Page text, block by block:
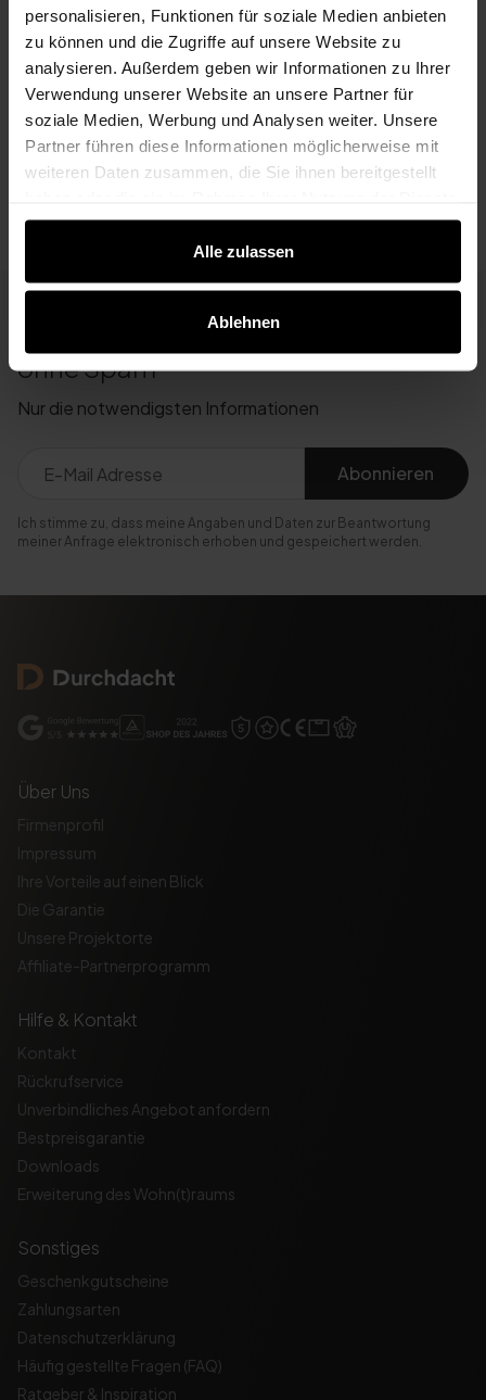
personalisieren, Funktionen für soziale Medien anbieten
zu können und die Zugriffe auf unsere Website zu
analysieren. Außerdem geben wir Informationen zu Ihrer
Verwendung unserer Website an unsere Partner für
soziale Medien, Werbung und Analysen weiter. Unsere
Partner führen diese Informationen möglicherweise mit
weiteren Daten zusammen, die Sie ihnen bereitgestellt
gesammelt haben.
Alle zulassen
Ablehnen
Haftungsausschluss (Disclaimer)
Haftung für Inhalte
Die Inhalte unserer Seiten wurden mit größter Sorgfa
Abonnieren Sie den Newsletter
ohne Spam
Nur die notwendigsten Informationen
Abonnieren
Ich stimme zu, dass meine Angaben und Daten zur Beantwortung
meiner Anfrage elektronisch erhoben und gespeichert werden.
Über Uns
Firmenprofil
Impressum
Ihre Vorteile auf einen Blick
Die Garantie
Unsere Projektorte
Affiliate-Partnerprogramm
Hilfe & Kontakt
Kontakt
Rückrufservice
Unverbindliches Angebot anfordern
Bestpreisgarantie
Downloads
Erweiterung des Wohn(t)raums
Sonstiges
Geschenkgutscheine
Zahlungsarten
Datenschutzerklärung
Häufig gestellte Fragen (FAQ)
Ratgeber & Inspiration